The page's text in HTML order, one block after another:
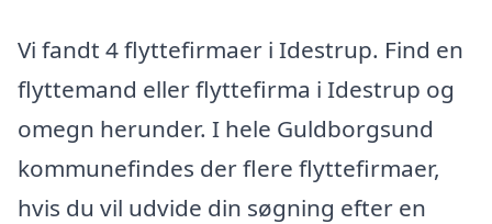
Vi fandt 4 flyttefirmaer i Idestrup. Find en
flyttemand eller flyttefirma i Idestrup og
omegn herunder. I hele Guldborgsund
kommunefindes der flere flyttefirmaer,
hvis du vil udvide din søgning efter en